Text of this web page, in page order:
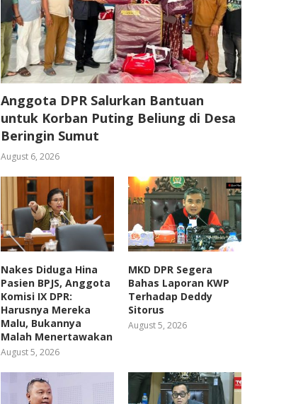
Anggota DPR Salurkan Bantuan
untuk Korban Puting Beliung di Desa
Beringin Sumut
August 6, 2026
Nakes Diduga Hina
Pasien BPJS, Anggota
Komisi IX DPR:
Harusnya Mereka
Malu, Bukannya
Malah Menertawakan
August 5, 2026
MKD DPR Segera
Bahas Laporan KWP
Terhadap Deddy
Sitorus
August 5, 2026